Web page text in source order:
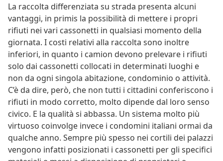
La raccolta differenziata su strada presenta alcuni
vantaggi, in primis la possibilità di mettere i propri
rifiuti nei vari cassonetti in qualsiasi momento della
giornata. I costi relativi alla raccolta sono inoltre
inferiori, in quanto i camion devono prelevare i rifiuti
solo dai cassonetti collocati in determinati luoghi e
non da ogni singola abitazione, condominio o attività.
C’è da dire, però, che non tutti i cittadini conferiscono i
rifiuti in modo corretto, molto dipende dal loro senso
civico. E la qualità si abbassa. Un sistema molto più
virtuoso coinvolge invece i condomini italiani ormai da
qualche anno. Sempre più spesso nei cortili dei palazzi
vengono infatti posizionati i cassonetti per gli specifici